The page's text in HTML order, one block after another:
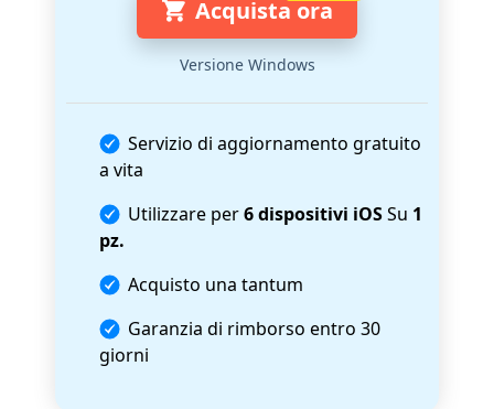
Acquista ora
Versione Windows
Servizio di aggiornamento gratuito
a vita
Utilizzare per6 dispositivi iOSSu 1
pz.
Acquisto una tantum
Garanzia di rimborso entro 30
giorni